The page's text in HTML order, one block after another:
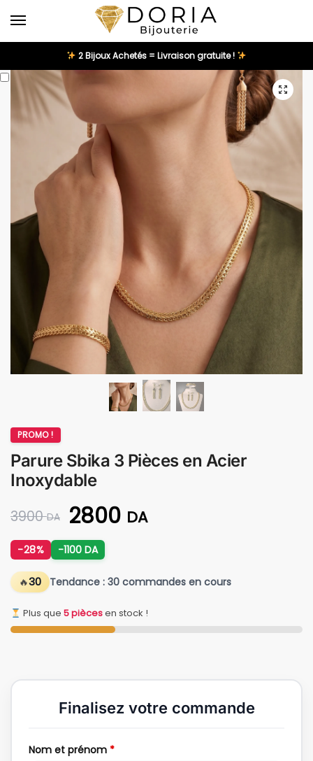
2 Bijoux Achetés = Livraison gratuite !
PROMO !
Parure Sbika 3 Pièces en Acier
Inoxydable
3900DA 2800 DA
-28% -1100 DA
30 Tendance : 30 commandes en cours
Plus que 5 piècesen stock !
Finalisez votre commande
Nom et prénom *